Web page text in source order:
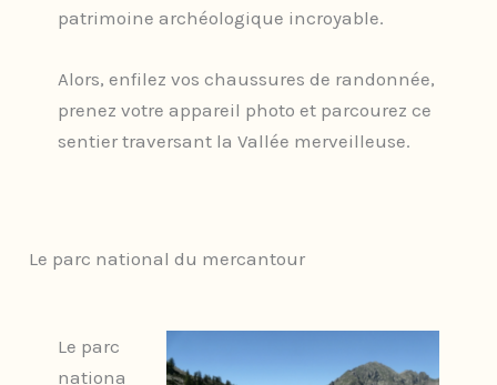
patrimoine archéologique incroyable.
Alors, enfilez vos chaussures de randonnée,
prenez votre appareil photo et parcourez ce
sentier traversant la Vallée merveilleuse.
Le parc national du mercantour
Le parc
nationa